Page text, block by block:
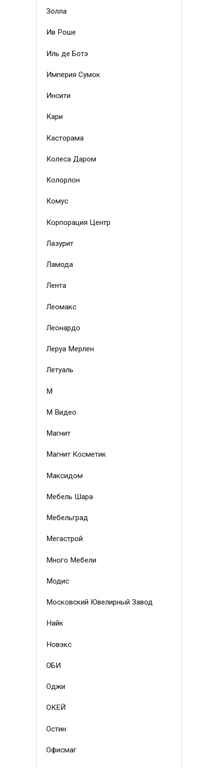
Золла
Ив Роше
Иль де Ботэ
Империя Сумок
Инсити
Кари
Касторама
Колеса Даром
Колорлон
Комус
Корпорация Центр
Лазурит
Ламода
Лента
Леомакс
Леонардо
Леруа Мерлен
Летуаль
М
М Видео
Магнит
Магнит Косметик
Максидом
Мебель Шара
Мебельград
Мегастрой
Много Мебели
Модис
Московский Ювелирный Завод
Найк
Новэкс
ОБИ
Оджи
ОКЕЙ
Остин
Офисмаг